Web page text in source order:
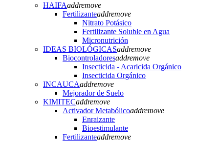
HAIFAaddremove
Fertilizanteaddremove
Nitrato Potásico
Fertilizante Soluble en Agua
Micronutrición
IDEAS BIOLÓGICASaddremove
Biocontroladoresaddremove
Insecticida - Acaricida Orgánico
Insecticida Orgánico
INCAUCAaddremove
Mejorador de Suelo
KIMITECaddremove
Activador Metabólicoaddremove
Enraizante
Bioestimulante
Fertilizanteaddremove